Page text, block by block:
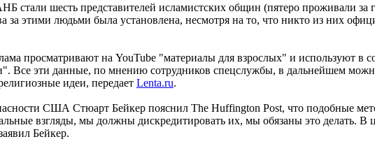
стали шесть представителей исламистских общин (пятеро проживали за
этими людьми была установлена, несмотря на то, что никто из них
просматривают на YouTube "материалы для взрослых" и используют в
эти данные, по мнению сотрудников спецслужбы, в дальнейшем можно
идеи, передает Lenta.ru.
США Стюарт Бейкер пояснил The Huffington Post, что подобные
взгляды, мы должны дискредитировать их, мы обязаны это делать. В
Бейкер.